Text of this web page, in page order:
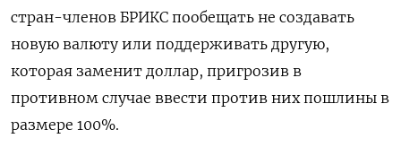
стран-членов БРИКС пообещать не создавать
новую валюту или поддерживать другую,
которая заменит доллар, пригрозив в
противном случае ввести против них пошлины в
размере 100%.